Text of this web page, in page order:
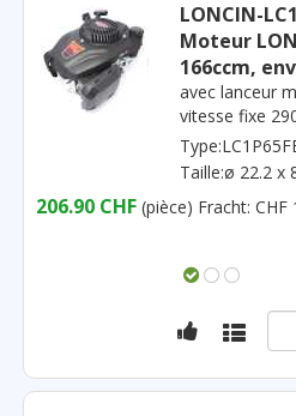
LONCIN-
Moteur
166ccm,
avec lanceur
vitesse fixe
Taille:ø 22.2 x
206.90 CHF (pièce) Fracht: CHF